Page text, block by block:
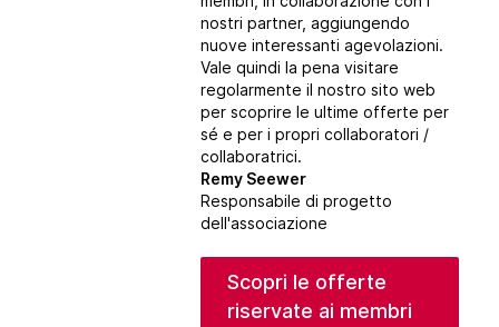
nostri partner, aggiungendo
nuove interessanti agevolazioni.
Vale quindi la pena visitare
regolarmente il nostro sito web
per scoprire le ultime offerte per
sé e per i propri collaboratori /
collaboratrici.
Remy Seewer
Responsabile di progetto
dell'associazione
Scopri le offerte
riservate ai membri